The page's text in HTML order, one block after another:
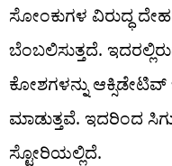
ಸೋಂಕುಗಳ ವಿರುದ್ಧ
ಬೆಂಬಲಿಸುತ್ತದೆ.
ಕೋಶಗಳನ್ನು
ಮಾಡುತ್ತವೆ. ಇದರಿಂದ
ಸ್ಟೋರಿಯಲ್ಲಿದೆ.